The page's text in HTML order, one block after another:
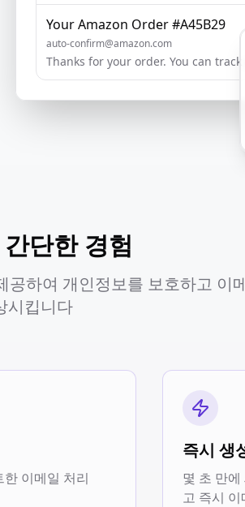
Your Amazon Order #A45B29
auto-confirm@amazon.com
단한 경험
하여 개인정보를 보호하고 이
시킵니다
이메일 처리
즉시 생
몇 초 만
고 즉시